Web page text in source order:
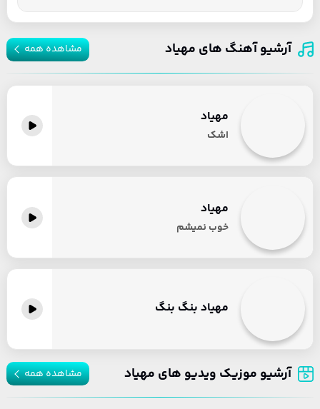
آرشیو آهنگ های مهیاد مشاهده همه
مهیاد
اشک
مهیاد
خوب نمیشم
مهیاد بنگ بنگ
آرشیو موزیک ویدیو های مهیاد مشاهده همه